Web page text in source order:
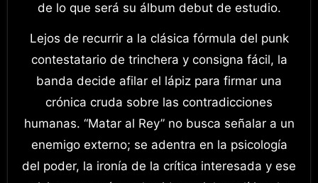
de lo que será su álbum debut de estudio.
Lejos de recurrir a la clásica fórmula del punk
contestatario de trinchera y consigna fácil, la
banda decide afilar el lápiz para firmar una
crónica cruda sobre las contradicciones
humanas. “Matar al Rey” no busca señalar a un
enemigo externo; se adentra en la psicología
del poder, la ironía de la crítica interesada y ese